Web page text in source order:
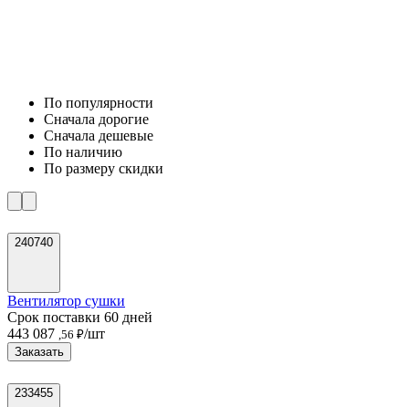
По популярности
Cначала дорогие
Cначала дешевые
По наличию
По размеру скидки
240740
Вентилятор сушки
Срок поставки 60 дней
443 087 ,56 ₽/шт
Заказать
233455